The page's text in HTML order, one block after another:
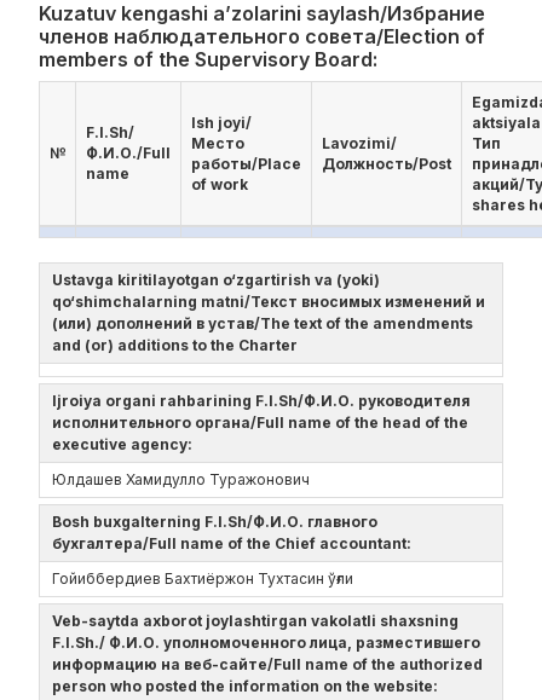
Kuzatuv kengashi a’zolarini saylash/Избрание
членов наблюдательного совета/Election of
members of the Supervisory Board:
№
F.I.Sh/
Ф.И.О./Full
name
Ish joyi/
Место
работы/Place
of work
Lavozimi/
Должность/Post
Тип
акций/
shares
Ustavga kiritilayotgan o‘zgartirish va (yoki)
qo‘shimchalarning matni/Текст вносимых изменений и
(или) дополнений в устав/The text of the amendments
and (or) additions to the Charter
Ijroiya organi rahbarining F.I.Sh/Ф.И.О. руководителя
исполнительного органа/Full name of the head of the
executive agency:
Юлдашев Хамидулло Туражонович
Bosh buxgalterning F.I.Sh/Ф.И.О. главного
бухгалтера/Full name of the Chief accountant:
Гойиббердиев Бахтиёржон Тухтасин ўғли
Veb-saytda axborot joylashtirgan vakolatli shaxsning
F.I.Sh./ Ф.И.О. уполномоченного лица, разместившего
информацию на веб-сайте/Full name of the authorized
person who posted the information on the website: